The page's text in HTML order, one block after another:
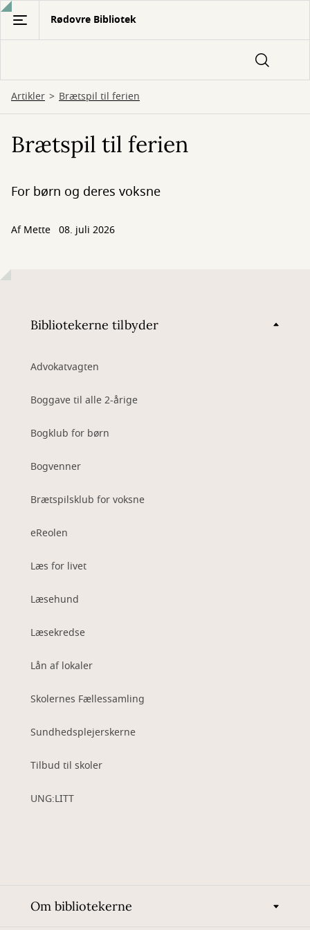
Gå
hovedindhold
Rødovre Bibliotek
Artikler Brætspil til ferien
Brætspil til ferien
For børn og deres voksne
AfMette 08. juli 2026
Bibliotekerne tilbyder
Advokatvagten
Boggave til alle 2-årige
Bogklub for børn
Bogvenner
Brætspilsklub for voksne
eReolen
Læs for livet
Læsehund
Læsekredse
Lån af lokaler
Skolernes Fællessamling
Sundhedsplejerskerne
Tilbud til skoler
UNG:LITT
Om bibliotekerne